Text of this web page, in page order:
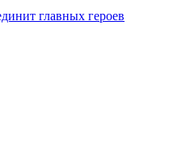
главных героев